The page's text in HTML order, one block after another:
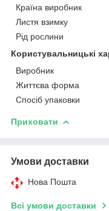
Країна виробник
Листя взимку
Рід рослини
Користувальницькі
Виробник
Життєва форма
Спосіб упаковки
Приховати
Умови доставки
Нова Пошта
Всі умови доставки